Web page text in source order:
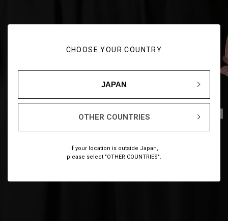
CHOOSE YOUR COUNTRY
JAPAN
OTHER COUNTRIES
If your location is outside Japan,
please select "OTHER COUNTRIES".